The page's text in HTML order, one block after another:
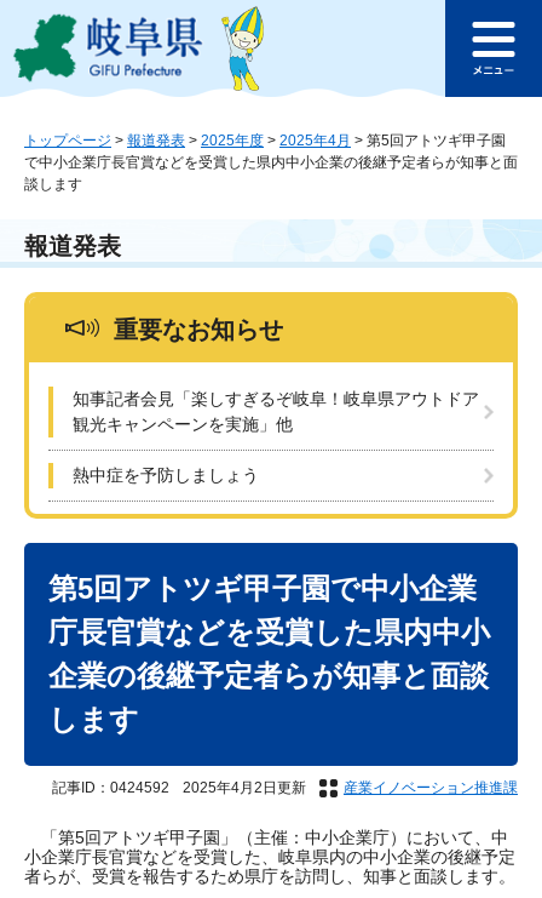
ジ
ュ
文
このページの本文へ
ュ
トップページ > 報道発表 > 2025年度 > 2025年4月 > 第5回アトツギ甲子園
で中小企業庁長官賞などを受賞した県内中小企業の後継予定者らが知事と面
談します
報道発表
重要なお知らせ
知事記者会見「楽しすぎるぞ岐阜！岐阜県アウトドア
観光キャンペーンを実施」他
熱中症を予防しましょう
第5回アトツギ甲子園で中小企業
庁長官賞などを受賞した県内中小
企業の後継予定者らが知事と面談
します
記事ID：0424592 2025年4月2日更新 産業イノベーション推進課
「第5回アトツギ甲子園」（主催：中小企業庁）において、中
小企業庁長官賞などを受賞した、岐阜県内の中小企業の後継予定
者らが、受賞を報告するため県庁を訪問し、知事と面談します。